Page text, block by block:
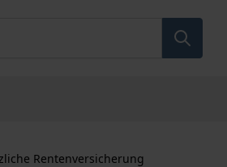
Rentenversicherung